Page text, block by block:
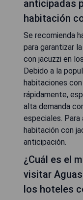
anticipadas
habitación
Se recomienda
para garantizar
con jacuzzi en
Debido a la
habitaciones
rápidamente,
alta demanda
especiales. Para
habitación con
anticipación.
¿Cuál es el
visitar
los hoteles